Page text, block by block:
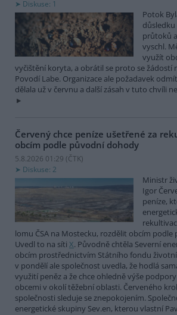
Diskuse: 1
Potok
průtoků
vyschl.
využít
vyčištění koryta, a obrátil se proto se žádostí
Povodí Labe. Organizace ale požadavek
dělala už v červnu a další zásah v tuto chvíli
Červený chce peníze ušetřené za
obcím podle původní dohody
5.8.2026 01:29 (ČTK)
Diskuse: 2
Ministr
Igor
peníze,
lomu ČSA na Mostecku, rozdělit obcím
Uvedl to na síti X. Původně chtěla Severní
obcím prostřednictvím Státního fondu
v pondělí ale společnost uvedla, že hodlá
využití peněz a že chce ohledně výše
obcemi v okolí těžební oblasti. Červeného
společnosti sleduje se znepokojením.
energetické skupiny Sev.en, kterou vlastní